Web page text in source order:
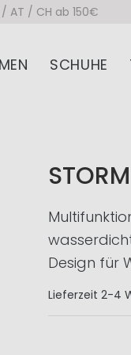
AT / CH ab 150€
SCHUHE
Design für
Lieferzeit 2-4